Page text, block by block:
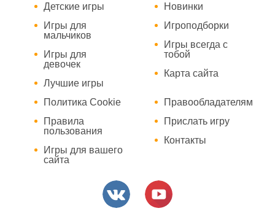
Детские игры
Игры для
мальчиков
Игры для
девочек
Лучшие игры
Новинки
Игроподборки
Игры всегда с
тобой
Карта сайта
Политика Cookie
Правила
пользования
Игры для вашего
сайта
Правообладателям
Прислать игру
Контакты